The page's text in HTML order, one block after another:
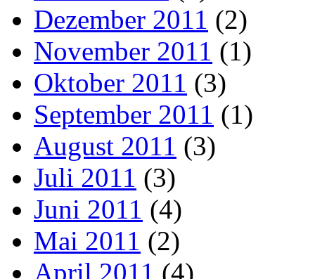
Dezember 2011 (2)
November 2011 (1)
Oktober 2011 (3)
September 2011 (1)
August 2011 (3)
Juli 2011 (3)
Juni 2011 (4)
Mai 2011 (2)
April 2011 (4)